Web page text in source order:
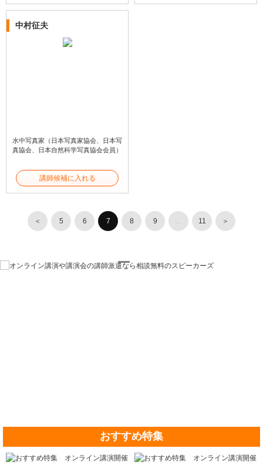
中村征夫
水中写真家（日本写真家協会、日本写
真協会、日本自然科学写真協会会員）
講師候補に入れる
＜ 5 6 7 8 9 11 ＞
おすすめ特集